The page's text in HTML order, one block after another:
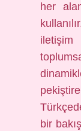
her
bir